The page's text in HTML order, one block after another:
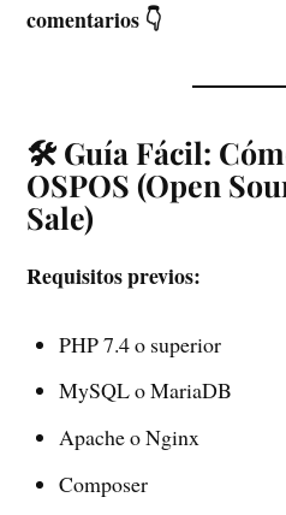
comentarios 👇
🛠️ Guía Fácil:
OSPOS (Open
Sale)
Requisitos previos:
PHP 7.4 o superior
MySQL o MariaDB
Apache o Nginx
Composer